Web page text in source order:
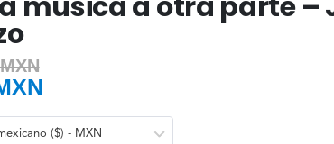
($) - MXN